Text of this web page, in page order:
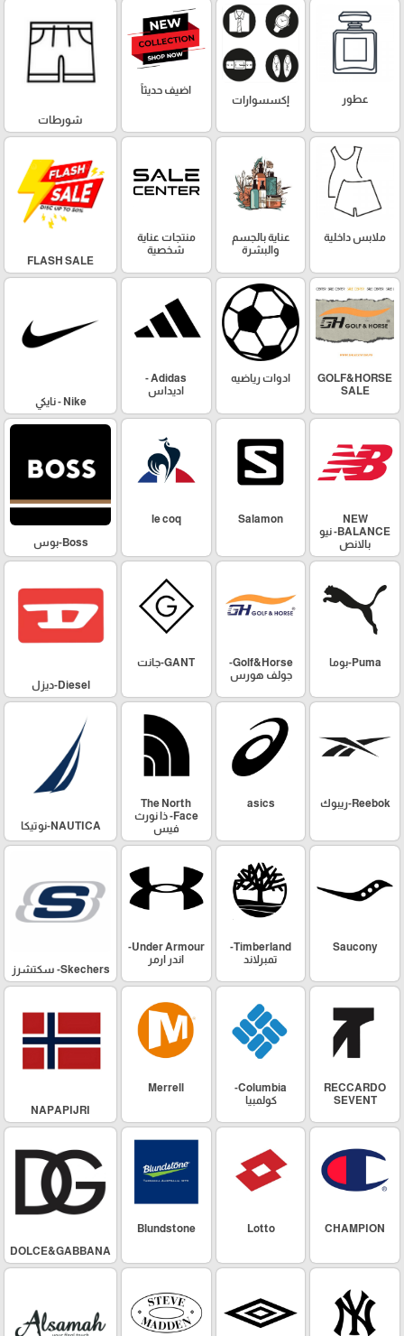
عطور إكسسوارات
اضيف حديثاً
شورطات
ملابس داخلية
عناية بالجسم
والبشرة
منتجات عناية
شخصية
FLASH SALE
GOLF&HORSE
SALE
ادوات رياضيه
Adidas -
اديداس
Nike - نايكي
NEW
BALANCE- نيو
بالانص
Salamon
le coq
Boss-بوس
Puma-بوما
Golf&Horse-
جولف هورس
GANT-جانت
Diesel-ديزل
Reebok-ريبوك asics
The North
Face- ذا نورث
فيس
NAUTICA-نوتيكا
Saucony
Timberland-
تمبرلاند
Under Armour-
اندر ارمر
Skechers- سكتشرز
RECCARDO
SEVENT
Columbia-
كولمبيا
Merrell
NAPAPIJRI
CHAMPION
Lotto
Blundstone
DOLCE&GABBANA